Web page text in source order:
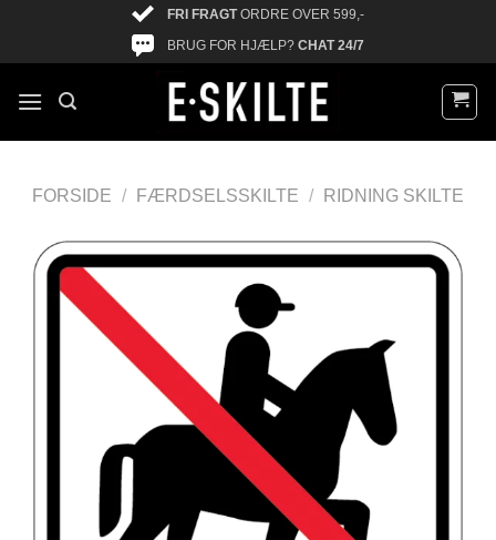
FRI FRAGTORDRE OVER 599,-
BRUG FOR HJÆLP? CHAT 24/7
FORSIDE / FÆRDSELSSKILTE / RIDNING SKILTE